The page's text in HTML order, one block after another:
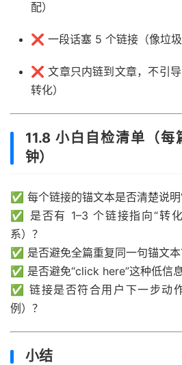
配）
❌ 一段话塞 5 个链接（像垃圾
❌ 文章只内链到文章，不引
转化）
11.8 小白自检清单（
钟）
✅ 每个链接的锚文本是否清楚说明
✅ 是否有 1–3 个链接指向“转
系）？
✅ 是否避免全篇重复同一句锚文本
✅ 是否避免“click here”这种低信
✅ 链接是否符合用户下一步动
例）？
小结